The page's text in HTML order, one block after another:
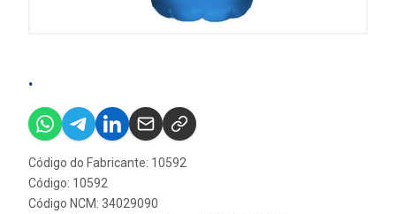
.
Código do Fabricante: 10592
Código: 10592
Código NCM: 34029090